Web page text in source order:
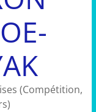
(Compétition,